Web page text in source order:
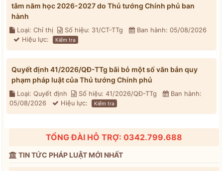
tâm năm học 2026-2027 do Thủ tướng Chính phủ ban
hành
Loại: Chỉ thị Số hiệu: 31/CT-TTg
Ban hành: 05/08/2026
Hiệu lực:
Kiểm tra
Quyết định 41/2026/QĐ-TTg bãi bỏ một số văn bản quy
phạm pháp luật của Thủ tướng Chính phủ
Loại: Quyết định Số hiệu: 41/2026/QĐ-TTg
Ban hành:
05/08/2026
Hiệu lực: Kiểm tra
TỔNG ĐÀI HỖ TRỢ: 0342.799.688
TIN TỨC PHÁP LUẬT MỚI NHẤT